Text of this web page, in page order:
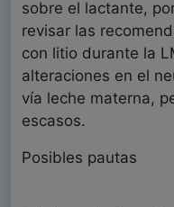
sobre el lactante,
revisar las
con litio durante la
alteraciones en el
vía leche materna,
escasos.
Posibles pautas